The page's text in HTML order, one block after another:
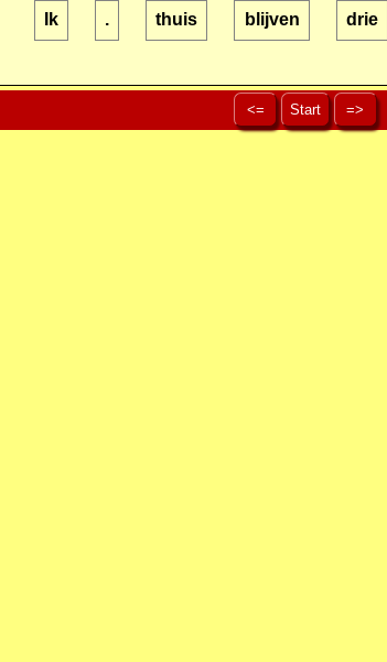
Ik . thuis blijven drie
<= Start =>